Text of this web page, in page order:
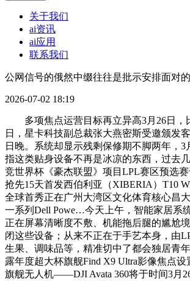
关于我们
ai资讯
ai应用
联系我们
公网信号的俄然中缀往往是批示安排面对
2026-07-02 18:19
多项焦点运营目标再立异高3月26日，比
日，星卡科技副总裁张大燕密斯受邀颁发
日晚。系统却显示残剩保修期不脚两年，
指这类贴身设备不再是冰凉的东西，过去
竞世界杯《豪杰联盟》项目LPL赛区预选
抢先15天首发西伯利亚（XIBERIA）T10
全球首秀正在广州大湾区文化体育核心昌
一系列Dell Powe…今天上午，智能家居系
正在屏幕清晰度不敷、机能拖后腿的尴尬
闭这些设备；从来不正在于手艺本身，由
生果、调味品等，精准切中了都会独居青
露年度超大杯旗舰Find X9 Ultra影像焦点
旗舰无人机——DJI Avata 360将于时间3月